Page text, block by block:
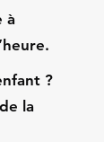
à
?
la